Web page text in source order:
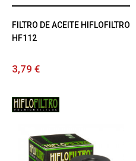
FILTRO DE ACEITE HIFLOFILTRO
HF112
3,79 €